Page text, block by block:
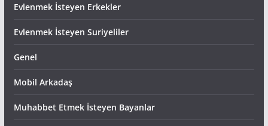
Evlenmek İsteyen Erkekler
Evlenmek İsteyen Suriyeliler
Genel
Mobil Arkadaş
Muhabbet Etmek İsteyen Bayanlar